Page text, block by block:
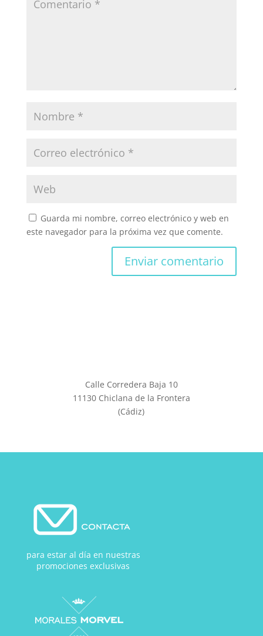
Guarda mi nombre, correo electrónico y web en
este navegador para la próxima vez que comente.
Calle Corredera Baja 10
11130 Chiclana de la Frontera
(Cádiz)
para estar al día en nuestras
promociones exclusivas